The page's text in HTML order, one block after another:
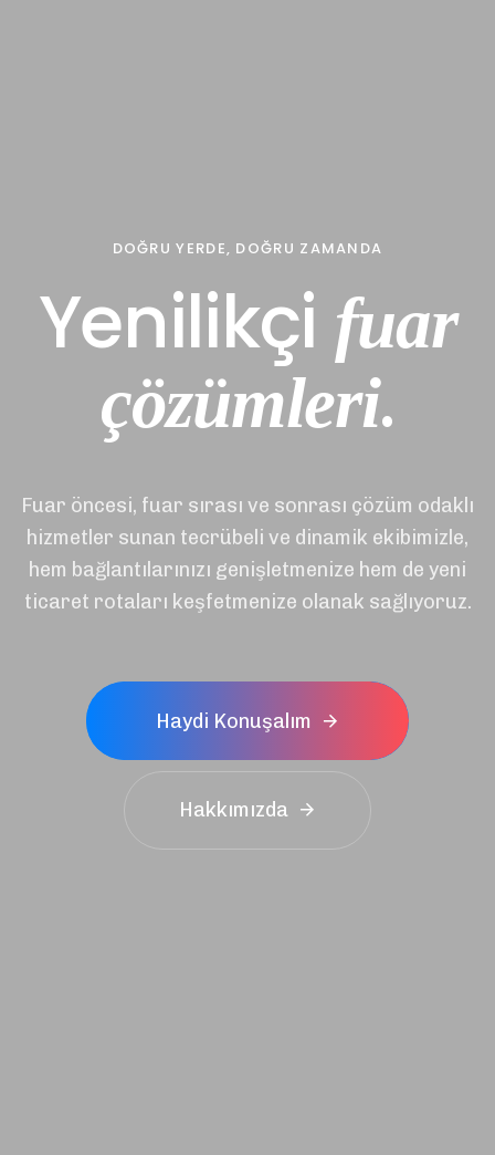
DOĞRU YERDE, DOĞRU ZAMANDA
Yenilikçi fuar
çözümleri.
Fuar öncesi, fuar sırası ve sonrası çözüm odaklı
hizmetler sunan tecrübeli ve dinamik ekibimizle,
hem bağlantılarınızı genişletmenize hem de yeni
ticaret rotaları keşfetmenize olanak sağlıyoruz.
Haydi Konuşalım
Hakkımızda